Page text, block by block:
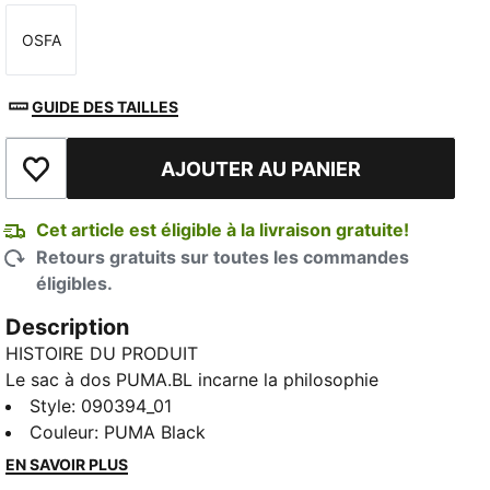
Taille
OSFA
GUIDE DES TAILLES
Ajouter à la liste de souhaits
AJOUTER AU PANIER
Cet article est éligible à la livraison gratuite!
Retours gratuits sur toutes les commandes
éligibles.
Description
HISTOIRE DU PRODUIT
Le sac à dos PUMA.BL incarne la philosophie
audacieuse de cette collection: nous nous élevons
au-dessus des étiquettes pour célébrer chaque
individu pour ce qu'il est, au-delà des jugements et
Style: 090394_01
Couleur: PUMA Black
EN SAVOIR PLUS